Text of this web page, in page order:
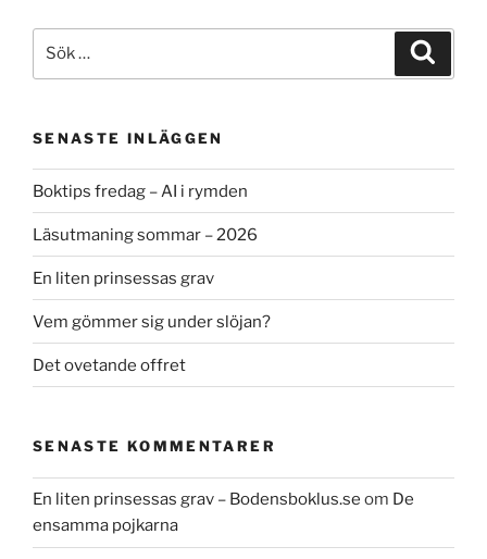
efter:
SENASTE INLÄGGEN
Boktips fredag – AI i rymden
Läsutmaning sommar – 2026
En liten prinsessas grav
Vem gömmer sig under slöjan?
Det ovetande offret
SENASTE KOMMENTARER
En liten prinsessas grav – Bodensboklus.se om De
ensamma pojkarna